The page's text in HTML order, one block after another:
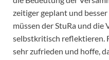
zeitiger geplant und
müssen der StuRa und
selbstkritisch reflektieren.
sehr zufrieden und hoffe,